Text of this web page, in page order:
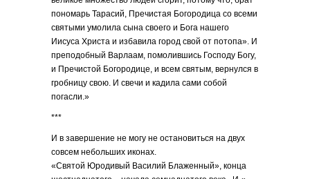
пономарь Тарасий, Пречистая Богородица со всеми
святыми умолила сына своего и Бога нашего
Иисуса Христа и избавила город свой от потопа». И
преподобный Варлаам, помолившись Господу Богу,
и Пречистой Богородице, и всем святым, вернулся в
гробницу свою. И свечи и кадила сами собой
погасли.»
***
И в завершение не могу не остановиться на двух
совсем небольших иконах.
«Святой Юродивый Василий Блаженный», конца